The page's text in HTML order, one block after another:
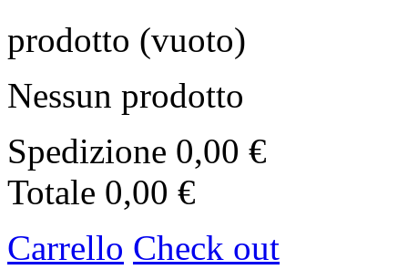
prodotto (vuoto)
Nessun prodotto
Spedizione 0,00 €
Totale 0,00 €
Carrello Check out